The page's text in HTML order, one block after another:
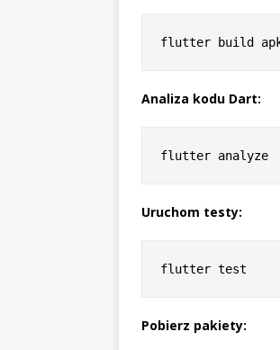
Analiza kodu Dart:
Uruchom testy:
Pobierz pakiety: